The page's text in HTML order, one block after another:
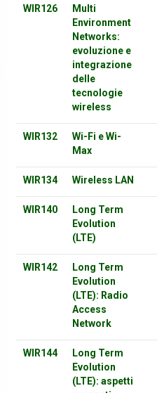
WIR126
Multi
Environment
Networks:
evoluzione e
integrazione
delle
tecnologie
wireless
WIR132
Wi-Fi e Wi-
Max
WIR134 Wireless LAN
WIR140
Long Term
Evolution
(LTE)
WIR142
Long Term
Evolution
(LTE): Radio
Access
Network
WIR144
Long Term
Evolution
(LTE): aspetti